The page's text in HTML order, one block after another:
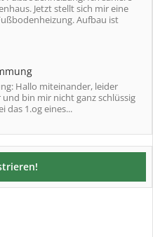
Jetzt stellt sich mir eine
Aufbau ist
Hallo miteinander, leider
bin mir nicht ganz schlüssig
das 1.og eines...